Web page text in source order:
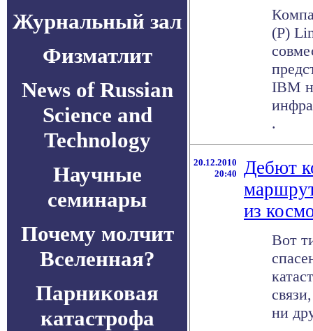
Журнальный зал
Физматлит
News of Russian
Science and
Technology
Научные
семинары
Почему молчит
Вселенная?
Парниковая
катастрофа
(P)
IBM
.
20.12.2010
20:40
Дебют
из
Вот
ни